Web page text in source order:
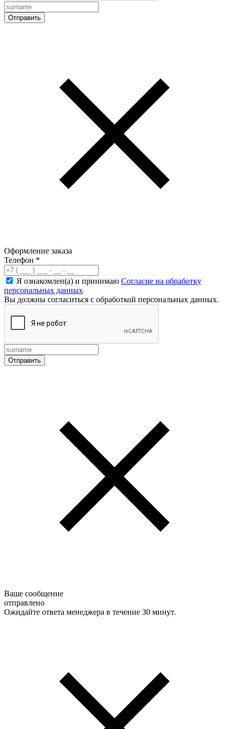
Оформление заказа
Телефон *
Я ознакомлен(а) и принимаю Согласие на обработку
персональных данных
Вы должны согласиться с обработкой персональных данных.
Ваше сообщение
отправлено
Ожидайте ответа менеджера в течение 30 минут.